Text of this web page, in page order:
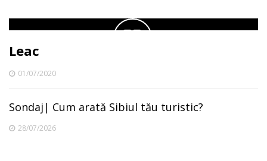
Leac
01/07/2020
Sondaj| Cum arată Sibiul tău turistic?
28/07/2026